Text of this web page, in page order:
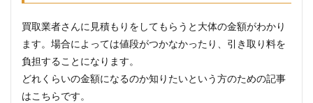
買取業者さんに見積もりをしてもらうと大体の金額がわかり
ます。場合によっては値段がつかなかったり、引き取り料を
負担することになります。
どれくらいの金額になるのか知りたいという方のための記事
はこちらです。